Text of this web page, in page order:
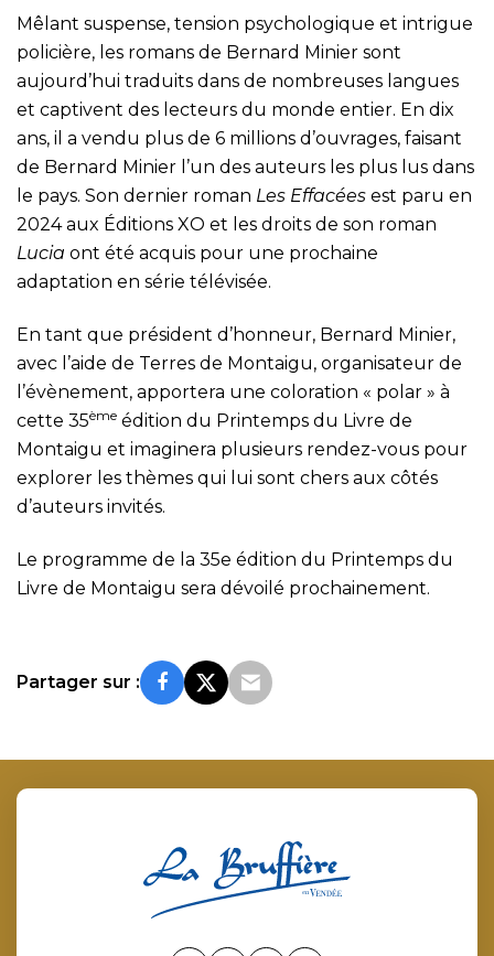
Mêlant suspense, tension psychologique et intrigue
policière, les romans de Bernard Minier sont
aujourd’hui traduits dans de nombreuses langues
et captivent des lecteurs du monde entier. En dix
ans, il a vendu plus de 6 millions d’ouvrages, faisant
de Bernard Minier l’un des auteurs les plus lus dans
le pays. Son dernier roman Les Effacées est paru en
2024 aux Éditions XO et les droits de son roman
Lucia ont été acquis pour une prochaine
adaptation en série télévisée.
En tant que président d’honneur, Bernard Minier,
avec l’aide de Terres de Montaigu, organisateur de
l’évènement, apportera une coloration « polar » à
cette 35ème édition du Printemps du Livre de
Montaigu et imaginera plusieurs rendez-vous pour
explorer les thèmes qui lui sont chers aux côtés
d’auteurs invités.
Le programme de la 35e édition du Printemps du
Livre de Montaigu sera dévoilé prochainement.
Partager sur :